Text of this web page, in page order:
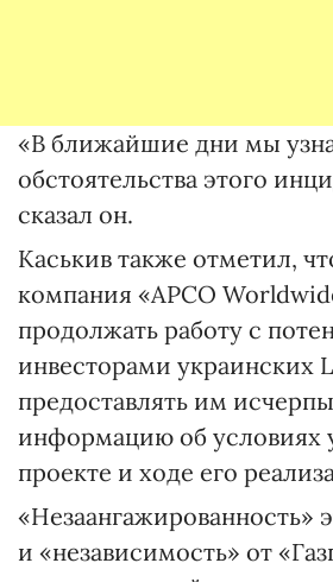
«В ближайшие дни мы
обстоятельства этого
сказал он.
Каськив также отметил,
компания «APCO
продолжать работу с
инвесторами украинских
предоставлять им
информацию об условиях
проекте и ходе его
«Незаангажированность»
и «независимость» от